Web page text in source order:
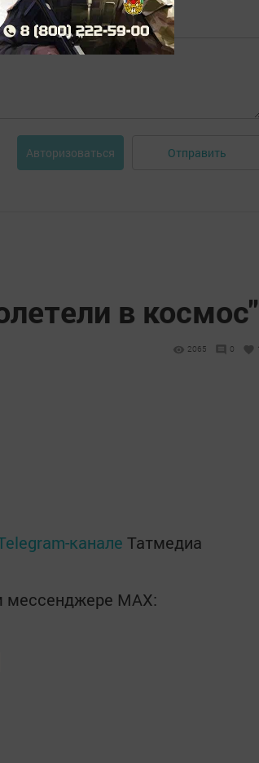
Авторизоваться Отправить
в космос"
2065 0
канале Татмедиа
мессенджере MАХ: